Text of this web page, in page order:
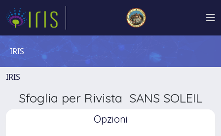
IRIS
IRIS
Sfoglia per Rivista SANS SOLEIL
Opzioni